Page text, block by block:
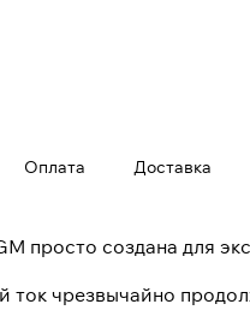
Оплата Доставка
просто создана для
ток чрезвычайно